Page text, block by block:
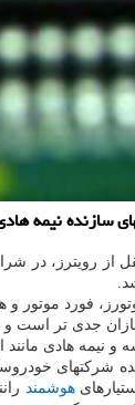
نیمه
کمبود تراشه در نیمه دوم سال
تر است و بعنوان
نیمه هادی مانند
هوشمند